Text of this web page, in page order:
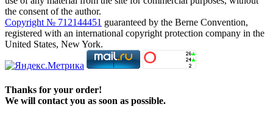
the consent of the author.
Copyright № 712144451 guaranteed by the Berne Convention,
registered with an international copyright protection company in the
United States, New York.
Thanks for your order!
We will contact you as soon as possible.